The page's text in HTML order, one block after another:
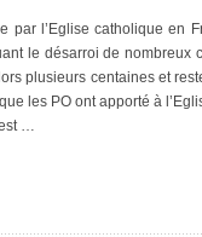
par l’Eglise catholique en
le désarroi de nombreux
plusieurs centaines et
les PO ont apporté à
…